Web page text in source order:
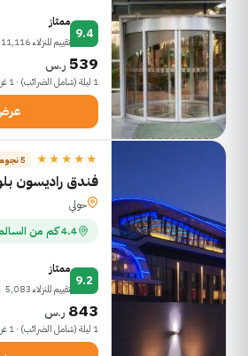
9.4
ممتاز
تقييم للنزلاء 11,116
539 ر.س
1 ليلة (شامل الضرائب) · 1 غرفة
★★★★★ 5 نجوم
فندق راديسون
حولي
4.4 كم من السالمية
9.2
ممتاز
تقييم للنزلاء 5,083
843 ر.س
1 ليلة (شامل الضرائب) · 1 غرفة